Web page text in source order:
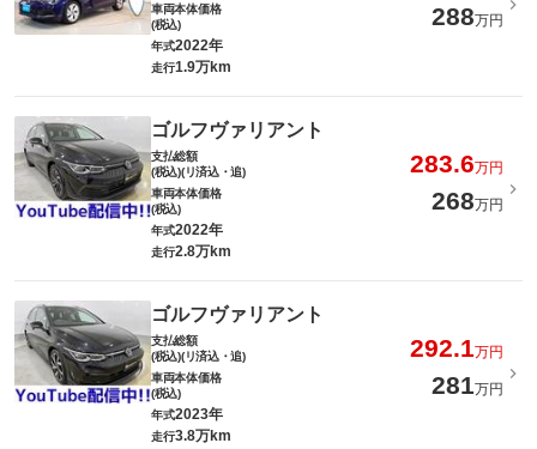
車両本体価格
(税込)
288万円
年式2022年
走行1.9万km
ゴルフヴァリアント
支払総額
(税込)(リ済込・追)
283.6万円
車両本体価格
(税込)
268万円
年式2022年
走行2.8万km
ゴルフヴァリアント
支払総額
(税込)(リ済込・追)
292.1万円
車両本体価格
(税込)
281万円
年式2023年
走行3.8万km